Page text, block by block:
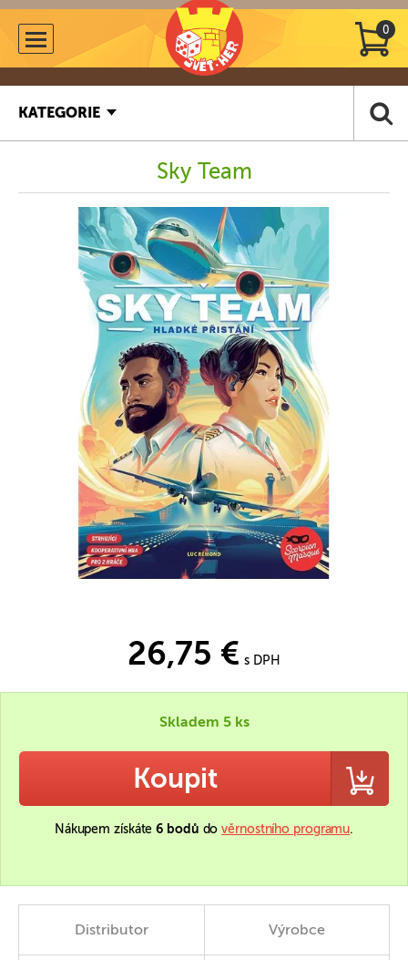
0
KATEGORIE
Sky Team
26,75 € s DPH
Skladem 5 ks
Koupit
Nákupem získáte6 bodů dověrnostního programu.
Distributor Výrobce